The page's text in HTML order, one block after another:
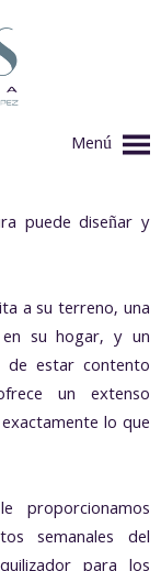
Menú
puede diseñar y
a su terreno, una
en su hogar, y un
de estar contento
un extenso
lo que
proporcionamos
semanales del